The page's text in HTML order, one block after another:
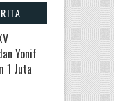
Yonif
1 Juta